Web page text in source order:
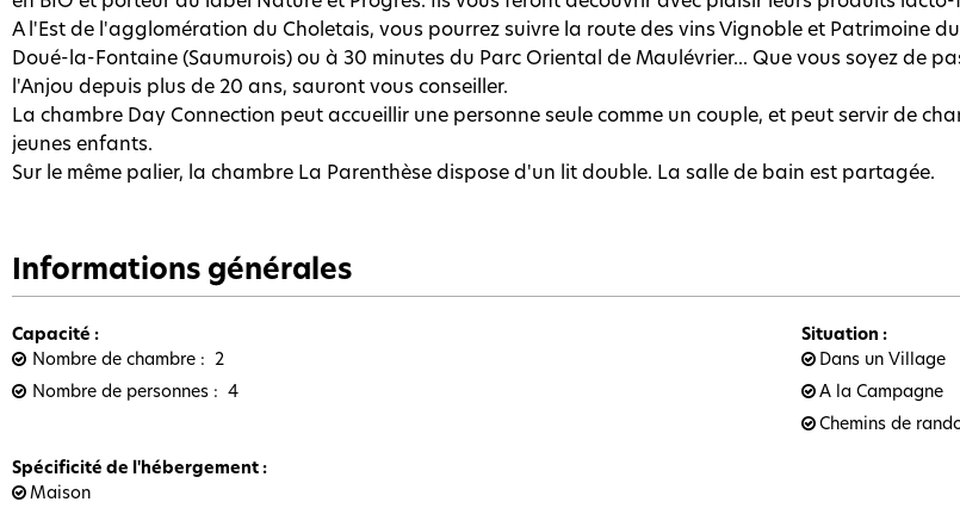
A l'Est de l'agglomération du Choletais, vous pourrez suivre la route des vins Vignoble et Patrimoine
Doué-la-Fontaine (Saumurois) ou à 30 minutes du Parc Oriental de Maulévrier... Que vous soyez de
l'Anjou depuis plus de 20 ans, sauront vous conseiller.
La chambre Day Connection peut accueillir une personne seule comme un couple, et peut servir de
jeunes enfants.
Sur le même palier, la chambre La Parenthèse dispose d'un lit double. La salle de bain est partagée.
Informations générales
Capacité :
Nombre de chambre
2
Nombre de personnes
4
Situation :
Dans un Village
A la Campagne
Chemins de
Spécificité de l'hébergement :
Maison